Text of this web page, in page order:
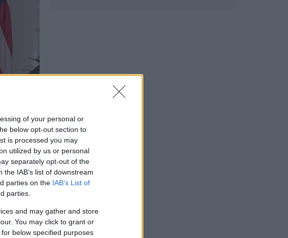
of your personal or
below opt-out section to
is processed you may
utilized by us or personal
separately opt-out of the
IAB’s list of downstream
parties on the IAB’s List of
parties.
and may gather and store
You may click to grant or
below specified purposes